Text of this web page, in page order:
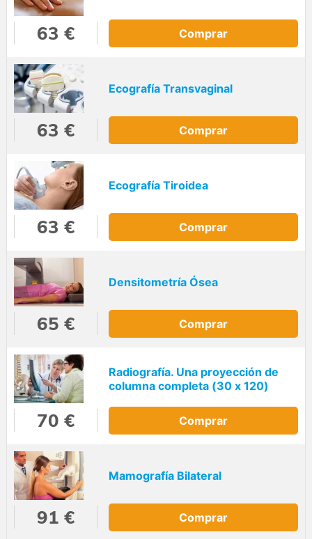
63 € Comprar
Ecografía Transvaginal
63 € Comprar
Ecografía Tiroidea
63 € Comprar
Densitometría Ósea
65 € Comprar
Radiografía. Una proyección de
columna completa (30 x 120)
70 € Comprar
Mamografía Bilateral
91 € Comprar